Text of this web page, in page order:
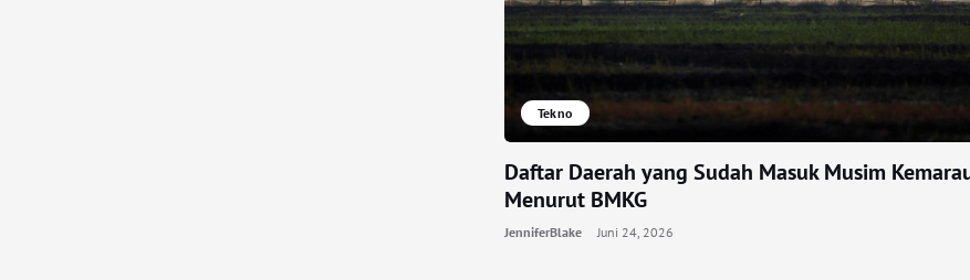
Tekno
Daftar Daerah yang Sudah Masuk Musim
Menurut BMKG
JenniferBlake Juni 24, 2026